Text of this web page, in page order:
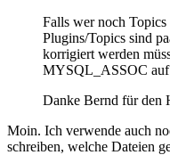
Falls wer noch Topics
Plugins/Topics sind
korrigiert werden
MYSQL_ASSOC
Danke Bernd für den
Moin. Ich verwende auch
schreiben, welche Dateien